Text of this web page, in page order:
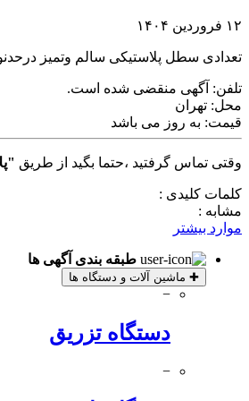
۱۲ فروردین ۱۴۰۴
تعدادی سطل پلاستیکی سالم وتمیز
تلفن: آگهی منقضی شده است.
محل: تهران
قیمت: به روز می باشد
وقتی تماس گرفتید ،حتما بگید از طریق
کلمات کلیدی :
مشابه :
موارد بیشتر
طبقه بندی آگهی ها
✚ ماشین آلات و دستگاه ها
−
دستگاه تزریق
−